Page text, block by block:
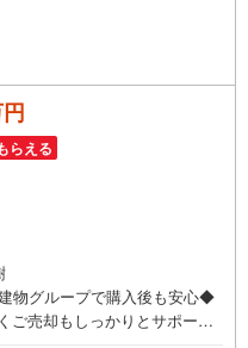
らえる
物グループで購入後も安心◆
売却もしっかりとサポート